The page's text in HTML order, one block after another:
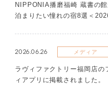
NIPPONIA播磨福崎 蔵書の
泊まりたい憧れの宿8選＜
2026.06.26 メディア
ラヴィファクトリー福岡店
ィアプリに掲載されました。